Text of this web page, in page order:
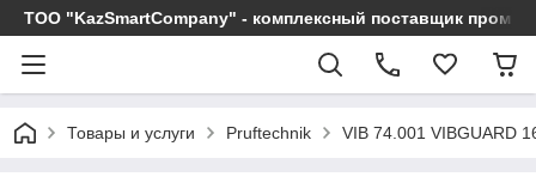
ТОО "KazSmartCompany" - комплексный поставщик
Товары и услуги Pruftechnik VIB 74.001 VIBGUARD